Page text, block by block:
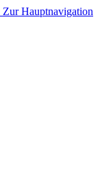
Zur Hauptnavigation